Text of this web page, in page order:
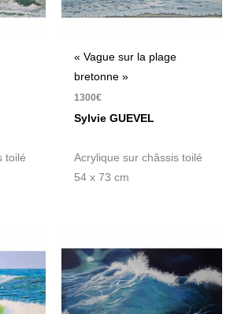
toilé
« Vague sur la plage
bretonne »
1300€
Sylvie GUEVEL
Acrylique sur châssis toilé
54 x 73 cm